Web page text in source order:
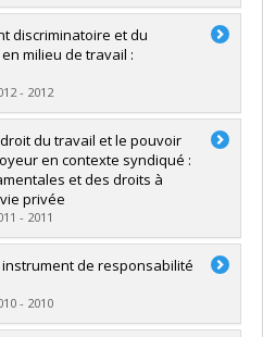
discriminatoire et du
milieu de travail :
- 2012
du travail et le pouvoir
en contexte syndiqué :
et des droits à
privée
- 2011
de responsabilité
- 2010